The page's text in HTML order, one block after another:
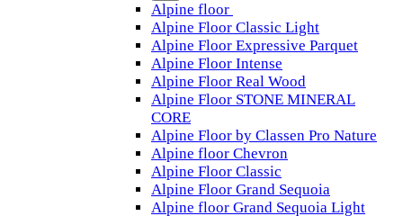
Alpine floor
Alpine Floor Classic Light
Alpine Floor Expressive Parquet
Alpine Floor Intense
Alpine Floor Real Wood
Alpine Floor STONE MINERAL
CORE
Alpine Floor by Classen Pro Nature
Alpine floor Chevron
Alpine Floor Classic
Alpine Floor Grand Sequoia
Alpine floor Grand Sequoia Light